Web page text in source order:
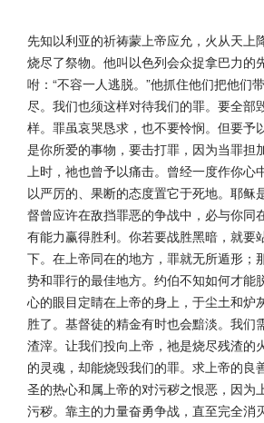
先知以利亚的祈祷蒙上帝应允，火从天上
烧尽了祭物。他叫以色列会众捉拿巴力的
咐：“不容一人逃脱。”他抓住他们把他们
尽。我们也须这样对待我们的罪。要全部
样。罪虽哀哭恳求，也不要怜悯。但要予
是你所爱的事物，要击打罪，因为当罪担
上时，祂也曾予以痛击。曾经一度作你心
以严厉的、果断的态度置它于死地。耶稣
督曾应许在敌挡罪恶的争战中，必与你同
有能力赢得胜利。你若要战胜黑暗，就要
下。在上帝同在的地方，罪就无所遁形；
势和罪行的最佳地方。约伯不知如何才能
心的眼目定睛在上帝的身上，于尘土和炉
胜了。基督徒的精金有时也会黯淡。我们
渣滓。让我们投向上帝，祂是烧尽残渣的
的灵魂，却能烧毁我们的罪。求上帝的良
圣的热心和属上帝的对污秽之恨恶，因为
污秽。靠主的力量奋勇争战，直至完全消